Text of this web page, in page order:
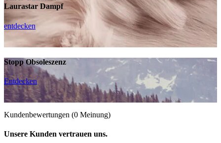
Laurastar Dampf
entdecken
Stopp Obsoleszenz
Entdecken
Kundenbewertungen (0 Meinung)
Unsere Kunden vertrauen uns.